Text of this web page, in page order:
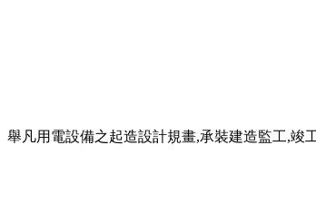
舉凡用電設備之起造設計規畫,承裝建造監工,竣